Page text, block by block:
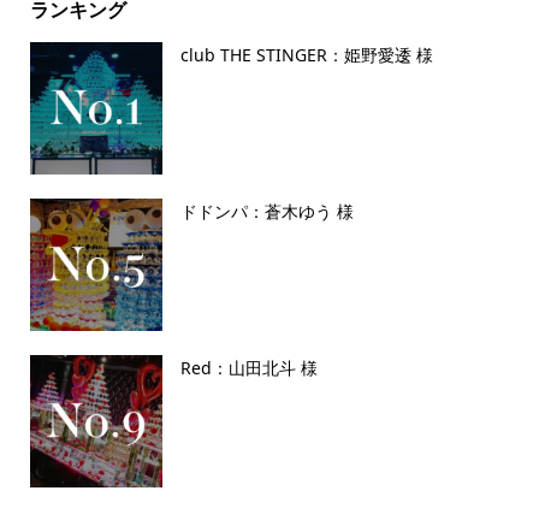
ランキング
club THE STINGER：姫野愛逶 様
ドドンパ：蒼木ゆう 様
Red：山田北斗 様